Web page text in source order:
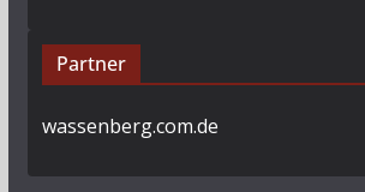
Partner
wassenberg.com.de